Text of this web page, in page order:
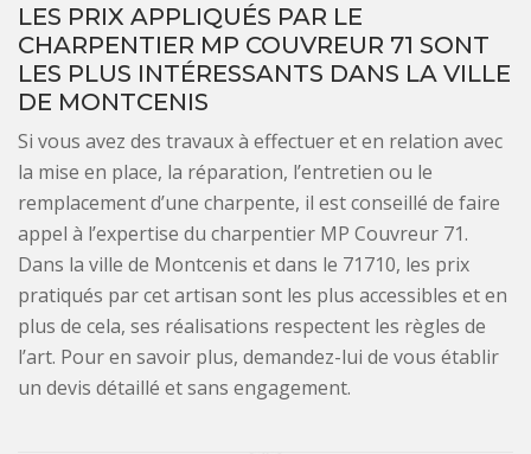
LES PRIX APPLIQUÉS PAR LE
CHARPENTIER MP COUVREUR 71 SONT
LES PLUS INTÉRESSANTS DANS LA VILLE
DE MONTCENIS
Si vous avez des travaux à effectuer et en relation avec
la mise en place, la réparation, l’entretien ou le
remplacement d’une charpente, il est conseillé de faire
appel à l’expertise du charpentier MP Couvreur 71.
Dans la ville de Montcenis et dans le 71710, les prix
pratiqués par cet artisan sont les plus accessibles et en
plus de cela, ses réalisations respectent les règles de
l’art. Pour en savoir plus, demandez-lui de vous établir
un devis détaillé et sans engagement.